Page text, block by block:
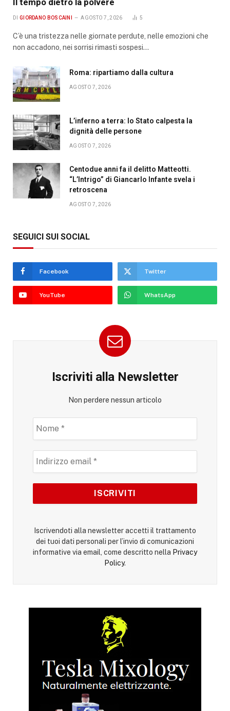
DI GIORDANO BOSCAINI AGOSTO 7, 2026 5
C’è una tristezza nelle giornate perdute, nelle emozioni che
non accadono, nei sorrisi rimasti sospesi…
Roma: ripartiamo dalla cultura
AGOSTO 7, 2026
L’inferno a terra: lo Stato calpesta la
dignità delle persone
AGOSTO 7, 2026
Centodue anni fa il delitto Matteotti.
“L’Intrigo” di Giancarlo Infante svela i
retroscena
AGOSTO 7, 2026
SEGUICI SUI SOCIAL
Facebook Twitter
YouTube WhatsApp
Iscriviti alla Newsletter
Non perdere nessun articolo
Iscrivendoti alla newsletter accetti il trattamento
dei tuoi dati personali per l’invio di comunicazioni
informative via email, come descritto nella Privacy
Policy.